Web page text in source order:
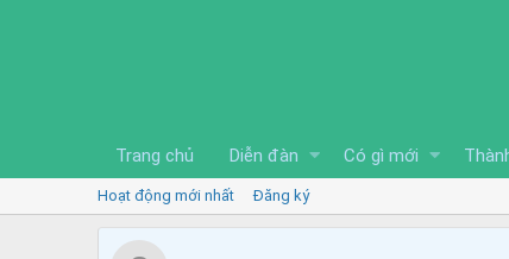
Trang chủ Diễn đàn Có gì mới
Hoạt động mới nhất Đăng ký